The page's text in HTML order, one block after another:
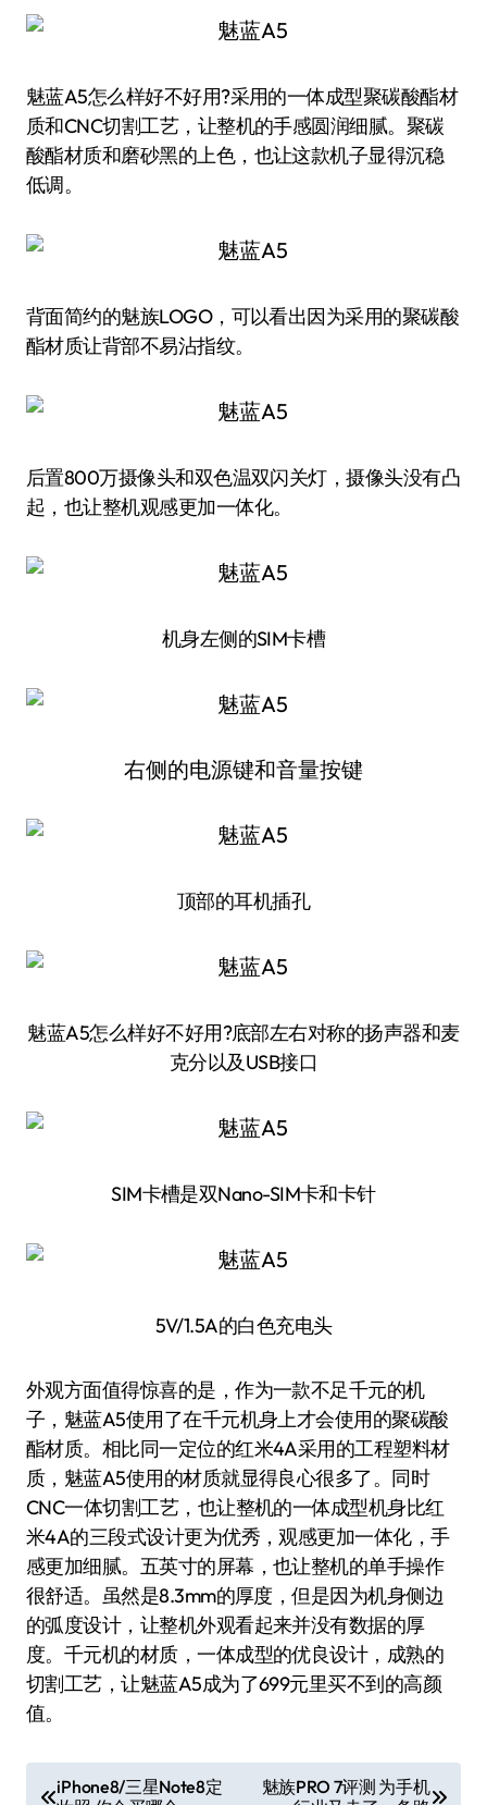
魅蓝A5怎么样好不好用?采用的一体成型聚碳酸酯材
质和CNC切割工艺，让整机的手感圆润细腻。聚碳
酸酯材质和磨砂黑的上色，也让这款机子显得沉稳
低调。
背面简约的魅族LOGO，可以看出因为采用的聚碳酸
酯材质让背部不易沾指纹。
后置800万摄像头和双色温双闪关灯，摄像头没有凸
起，也让整机观感更加一体化。
机身左侧的SIM卡槽
右侧的电源键和音量按键
顶部的耳机插孔
魅蓝A5怎么样好不好用?底部左右对称的扬声器和麦
克分以及USB接口
SIM卡槽是双Nano-SIM卡和卡针
5V/1.5A的白色充电头
外观方面值得惊喜的是，作为一款不足千元的机
子，魅蓝A5使用了在千元机身上才会使用的聚碳酸
酯材质。相比同一定位的红米4A采用的工程塑料材
质，魅蓝A5使用的材质就显得良心很多了。同时
CNC一体切割工艺，也让整机的一体成型机身比红
米4A的三段式设计更为优秀，观感更加一体化，手
感更加细腻。五英寸的屏幕，也让整机的单手操作
很舒适。虽然是8.3mm的厚度，但是因为机身侧边
的弧度设计，让整机外观看起来并没有数据的厚
度。千元机的材质，一体成型的优良设计，成熟的
切割工艺，让魅蓝A5成为了699元里买不到的高颜
值。
iPhone8/三星Note8定
魅族PRO 7评测 为手机